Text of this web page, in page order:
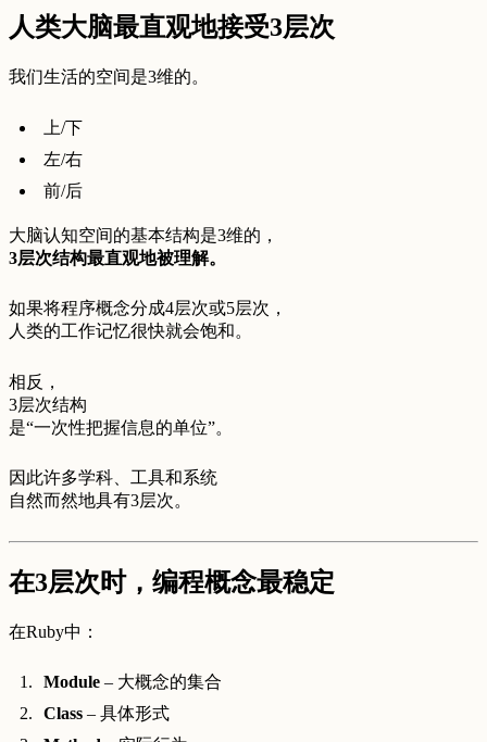
人类大脑最直观地接受3层次
我们生活的空间是3维的。
上/下
左/右
前/后
大脑认知空间的基本结构是3维的，
3层次结构最直观地被理解。
如果将程序概念分成4层次或5层次，
人类的工作记忆很快就会饱和。
相反，
3层次结构
是“一次性把握信息的单位”。
因此许多学科、工具和系统
自然而然地具有3层次。
在3层次时，编程概念最稳定
在Ruby中：
Module – 大概念的集合
Class – 具体形式